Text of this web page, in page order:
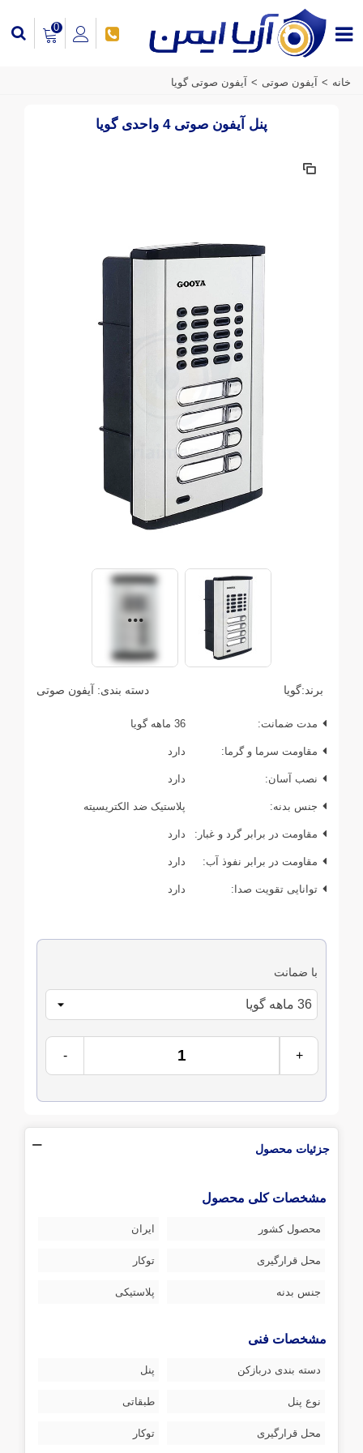
0
خانه > آیفون صوتی > آیفون صوتی گویا
پنل آیفون صوتی 4 واحدی گویا
برند:گویا دسته بندی: آیفون صوتی
مدت ضمانت: 36 ماهه گویا
مقاومت سرما و گرما: دارد
نصب آسان: دارد
جنس بدنه: پلاستیک ضد الکتریسیته
مقاومت در برابر گرد و غبار: دارد
مقاومت در برابر نفوذ آب: دارد
توانایی تقویت صدا: دارد
با ضمانت
- +
جزئیات محصول
مشخصات کلی محصول
محصول کشور ایران
محل قرارگیری توکار
جنس بدنه پلاستیکی
مشخصات فنی
دسته بندی دربازکن پنل
نوع پنل طبقاتی
محل قرارگیری توکار